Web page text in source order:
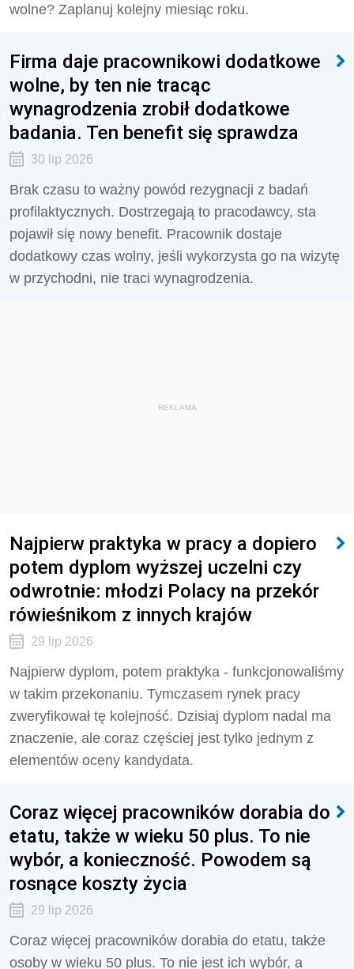
wolne? Zaplanuj kolejny miesiąc roku.
Firma daje pracownikowi dodatkowe
wolne, by ten nie tracąc
wynagrodzenia zrobił dodatkowe
badania. Ten benefit się sprawdza
30 lip 2026
Brak czasu to ważny powód rezygnacji z badań
profilaktycznych. Dostrzegają to pracodawcy, sta
pojawił się nowy benefit. Pracownik dostaje
dodatkowy czas wolny, jeśli wykorzysta go na wizytę
w przychodni, nie traci wynagrodzenia.
REKLAMA
Najpierw praktyka w pracy a dopiero
potem dyplom wyższej uczelni czy
odwrotnie: młodzi Polacy na przekór
rówieśnikom z innych krajów
29 lip 2026
Najpierw dyplom, potem praktyka - funkcjonowaliśmy
w takim przekonaniu. Tymczasem rynek pracy
zweryfikował tę kolejność. Dzisiaj dyplom nadal ma
znaczenie, ale coraz częściej jest tylko jednym z
elementów oceny kandydata.
Coraz więcej pracowników dorabia do
etatu, także w wieku 50 plus. To nie
wybór, a konieczność. Powodem są
rosnące koszty życia
29 lip 2026
Coraz więcej pracowników dorabia do etatu, także
osoby w wieku 50 plus. To nie jest ich wybór, a